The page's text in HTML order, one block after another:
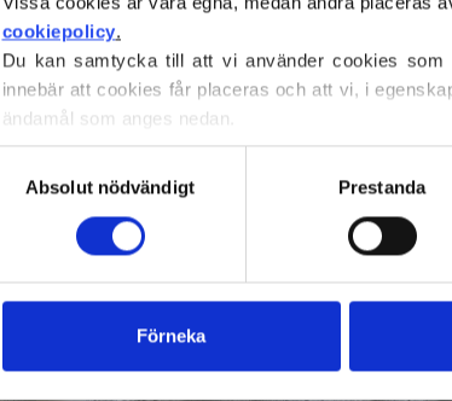
cookiepolicy.
Du kan samtycka till att vi använder cookies
innebär att cookies får placeras och att vi, i
ändamål som anges nedan.
Du kan när som helst ändra eller återkalla ditt
blockerar och raderar cookies.
Absolut nödvändigt Prestanda
Förneka